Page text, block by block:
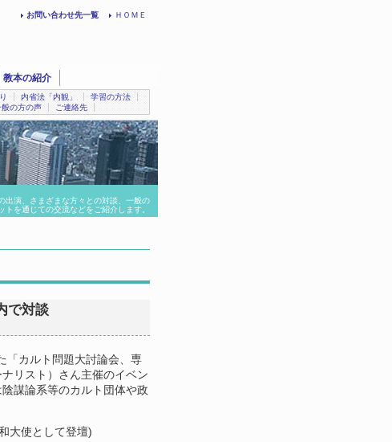
ＨＯＭＥ
お問い合わせ先一覧
教本の紹介
内省法「内観」
学習の方法
般の方の声 ご連絡先
出演、さまざまな方々との対談、一般の
トを通じての交流などをご紹介します。
で対談
「カルト問題大討論会、専
リスト）さん主催のイベン
謀論系等のカルト団体や政
大使として登壇)